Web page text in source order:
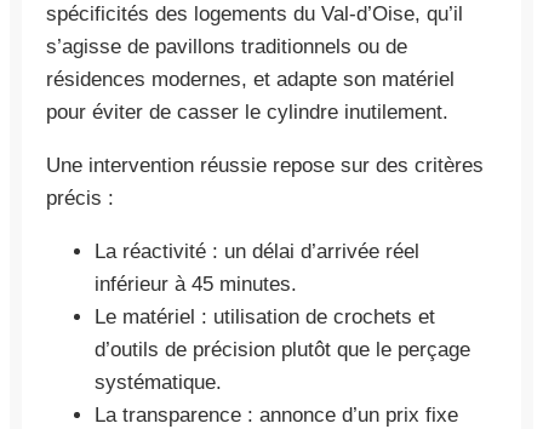
spécificités des logements du Val-d’Oise, qu’il
s’agisse de pavillons traditionnels ou de
résidences modernes, et adapte son matériel
pour éviter de casser le cylindre inutilement.
Une intervention réussie repose sur des critères
précis :
La réactivité : un délai d’arrivée réel
inférieur à 45 minutes.
Le matériel : utilisation de crochets et
d’outils de précision plutôt que le perçage
systématique.
La transparence : annonce d’un prix fixe